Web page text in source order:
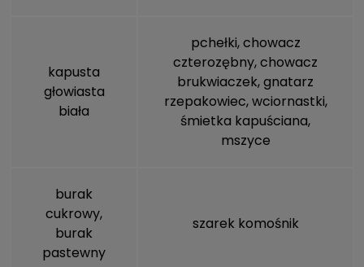
kapusta
głowiasta
biała
pchełki,chowacz
czterozębny,chowacz
brukwiaczek,gnatarz
rzepakowiec, wciornastki,
śmietka kapuściana,
mszyce
burak
cukrowy,
burak
pastewny
szarek komośnik